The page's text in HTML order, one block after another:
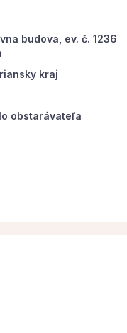
budova, ev. č. 1236
kraj
obstarávateľa